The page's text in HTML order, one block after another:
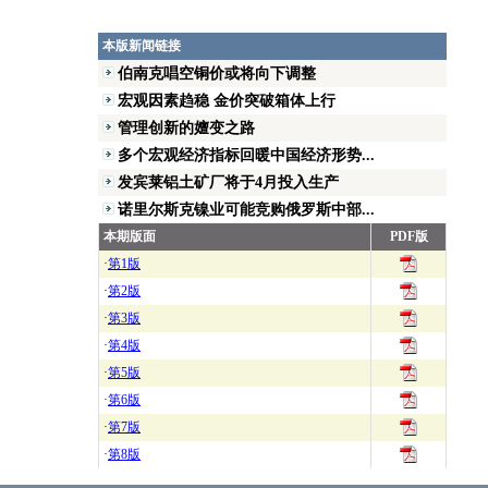
本版新闻链接
伯南克唱空铜价或将向下调整
宏观因素趋稳 金价突破箱体上行
管理创新的嬗变之路
多个宏观经济指标回暖中国经济形势...
发宾莱铝土矿厂将于4月投入生产
诺里尔斯克镍业可能竞购俄罗斯中部...
本期版面
PDF版
·第1版
·第2版
·第3版
·第4版
·第5版
·第6版
·第7版
·第8版